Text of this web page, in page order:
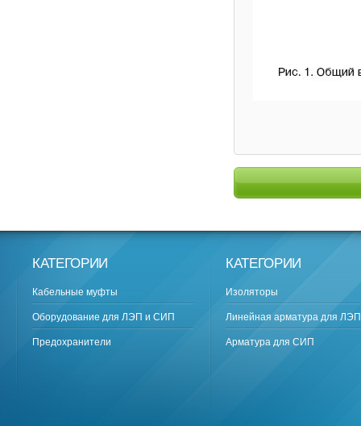
КАТЕГОРИИ
Кабельные муфты
Оборудование для ЛЭП и СИП
Предохранители
КАТЕГОРИИ
Изоляторы
Линейная арматура для ЛЭП
Арматура для СИП